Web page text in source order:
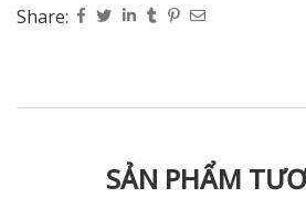
Share:
SẢN PHẨM